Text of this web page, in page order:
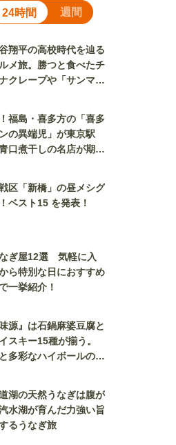
24時間 週間
翔平の高校時代を辿る
メ旅。勝つと食べたチ
クレープや「サンマー
福島・喜多方の「喜多
の異端児」が東京駅
口煮干しの名店が期間
区「新橋」の昼メシグ
ベスト15 を発表！
ぎ屋12選 気軽に入
ら特別な日におすすめ
一挙紹介！
源』は石鍋麻婆豆腐と
スキー15種が揃う。
多彩なハイボールの組
湖の天然うなぎは腹が
水湖が育んだ力強い旨
るうなぎ旅